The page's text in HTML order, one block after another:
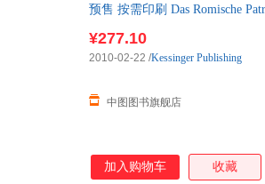
预售 按需印刷 Das Romische
¥277.10
中图图书旗舰店
2010-02-22 /Kessinger Publishing
加入购物车 收藏